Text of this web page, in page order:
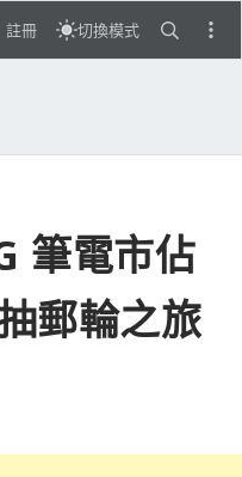
註冊 切換模式
筆電市佔
郵輪之旅